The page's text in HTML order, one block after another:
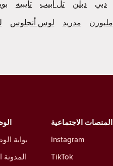
تايبيه تل أبيب دبلن دبي
لوس أنجلوس مدريد ملبورن
المنصات الاجتماعية
Instagram
TikTok
بوابة
المدونة